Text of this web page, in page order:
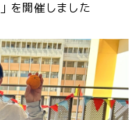
を開催しました